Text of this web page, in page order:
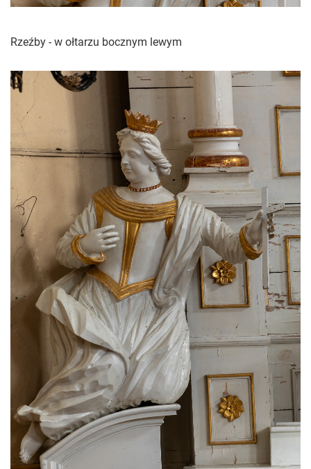
Rzeźby - w ołtarzu bocznym lewym